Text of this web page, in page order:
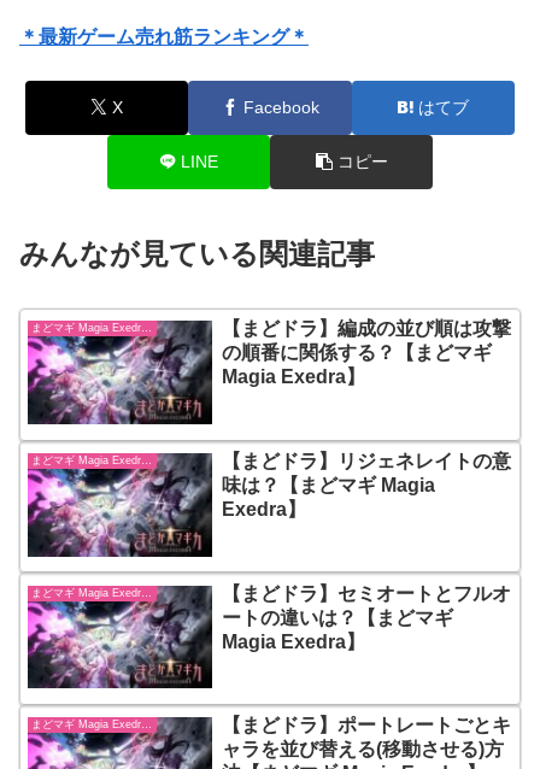
＊最新ゲーム売れ筋ランキング＊
X Facebook はてブ
LINE コピー
みんなが見ている関連記事
まどマギ Magia Exedra【まどドラ】
【まどドラ】編成の並び順は攻撃
の順番に関係する？【まどマギ
Magia Exedra】
【まどドラ】リジェネレイトの意
味は？【まどマギ Magia
Exedra】
【まどドラ】セミオートとフルオ
ートの違いは？【まどマギ
Magia Exedra】
まどマギ Magia Exedra【まどドラ】
【まどドラ】ポートレートごとキ
ャラを並び替える(移動させる)方